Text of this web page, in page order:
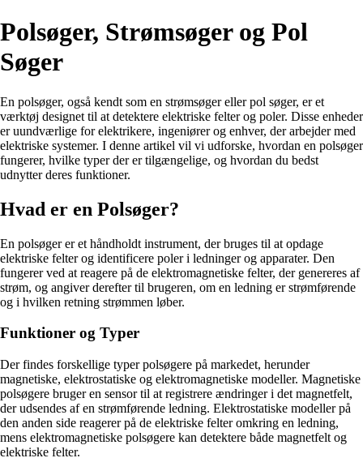
Polsøger, Strømsøger og Pol
Søger
En polsøger, også kendt som en strømsøger eller pol søger, er et
værktøj designet til at detektere elektriske felter og poler. Disse enheder
er uundværlige for elektrikere, ingeniører og enhver, der arbejder med
elektriske systemer. I denne artikel vil vi udforske, hvordan en polsøger
fungerer, hvilke typer der er tilgængelige, og hvordan du bedst
udnytter deres funktioner.
Hvad er en Polsøger?
En polsøger er et håndholdt instrument, der bruges til at opdage
elektriske felter og identificere poler i ledninger og apparater. Den
fungerer ved at reagere på de elektromagnetiske felter, der genereres af
strøm, og angiver derefter til brugeren, om en ledning er strømførende
og i hvilken retning strømmen løber.
Funktioner og Typer
Der findes forskellige typer polsøgere på markedet, herunder
magnetiske, elektrostatiske og elektromagnetiske modeller. Magnetiske
polsøgere bruger en sensor til at registrere ændringer i det magnetfelt,
der udsendes af en strømførende ledning. Elektrostatiske modeller på
den anden side reagerer på de elektriske felter omkring en ledning,
mens elektromagnetiske polsøgere kan detektere både magnetfelt og
elektriske felter.